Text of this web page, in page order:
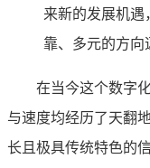
来新的发展机遇
靠、多元的方向
在当今这个数字
与速度均经历了天翻
长且极具传统特色的